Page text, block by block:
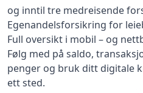
og inntil tre medreisende
Egenandelsforsikring for
Full oversikt i mobil – og
Følg med på saldo,
penger og bruk ditt digitale
ett sted.